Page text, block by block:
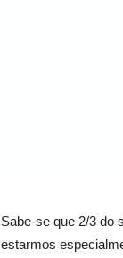
Sabe-se que 2/3 do
estarmos